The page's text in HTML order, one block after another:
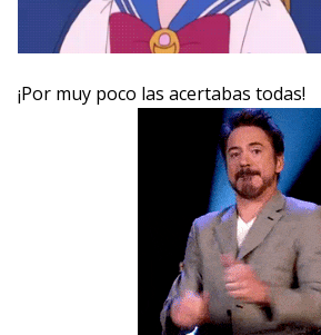
¡Por muy poco las acertabas todas!